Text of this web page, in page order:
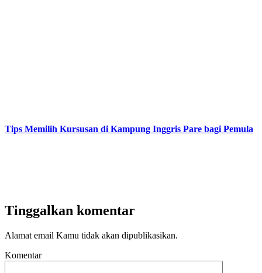
Tips Memilih Kursusan di Kampung Inggris Pare bagi Pemula
Tinggalkan komentar
Alamat email Kamu tidak akan dipublikasikan.
Komentar